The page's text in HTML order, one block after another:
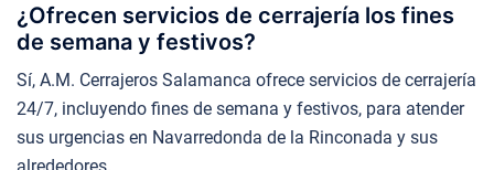
¿Ofrecen servicios de cerrajería los fines
de semana y festivos?
Sí, A.M. Cerrajeros Salamanca ofrece servicios de cerrajería
24/7, incluyendo fines de semana y festivos, para atender
sus urgencias en Navarredonda de la Rinconada y sus
alrededores.